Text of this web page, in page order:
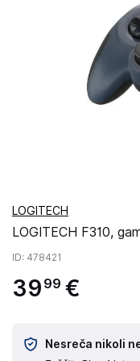
LOGITECH
LOGITECH F310,
ID: 478421
39 99 €
Nesreča nikoli